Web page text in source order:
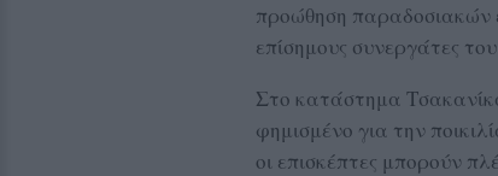
προώθηση παραδοσιακών
επίσημους συνεργάτες
Στο κατάστημα
φημισμένο για την
οι επισκέπτες μπορούν